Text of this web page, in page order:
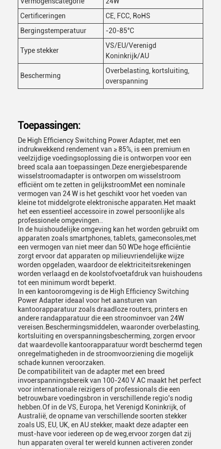
Certificeringen
CE, FCC, RoHS
Bergingstemperatuur
-20-85°C
Type stekker
VS/EU/Verenigd
Koninkrijk/AU
Bescherming
Overbelasting, kortsluiting,
overspanning
Toepassingen:
De High Efficiency Switching Power Adapter, met een
indrukwekkend rendement van ≥ 85%, is een premium en
veelzijdige voedingsoplossing die is ontworpen voor een
breed scala aan toepassingen.Deze energiebesparende
wisselstroomadapter is ontworpen om wisselstroom
efficiënt om te zetten in gelijkstroomMet een nominale
vermogen van 24 W is het geschikt voor het voeden van
kleine tot middelgrote elektronische apparaten.Het maakt
het een essentieel accessoire in zowel persoonlijke als
professionele omgevingen..
In de huishoudelijke omgeving kan het worden gebruikt om
apparaten zoals smartphones, tablets, gameconsoles,met
een vermogen van niet meer dan 50 WDe hoge efficiëntie
zorgt ervoor dat apparaten op milieuvriendelijke wijze
worden opgeladen, waardoor de elektriciteitsrekeningen
worden verlaagd en de koolstofvoetafdruk van huishoudens
tot een minimum wordt beperkt.
In een kantooromgeving is de High Efficiency Switching
Power Adapter ideaal voor het aansturen van
kantoorapparatuur zoals draadloze routers, printers en
andere randapparatuur die een stroominvoer van 24W
vereisen.Beschermingsmiddelen, waaronder overbelasting,
kortsluiting en overspanningsbescherming, zorgen ervoor
dat waardevolle kantoorapparatuur wordt beschermd tegen
onregelmatigheden in de stroomvoorziening die mogelijk
schade kunnen veroorzaken.
De compatibiliteit van de adapter met een breed
invoerspanningsbereik van 100-240 V AC maakt het perfect
voor internationale reizigers of professionals die een
betrouwbare voedingsbron in verschillende regio's nodig
hebben.Of in de VS, Europa, het Verenigd Koninkrijk, of
Australië, de opname van verschillende soorten stekker
zoals US, EU, UK, en AU stekker, maakt deze adapter een
must-have voor iedereen op de weg,ervoor zorgen dat zij
hun apparaten overal ter wereld kunnen activeren zonder